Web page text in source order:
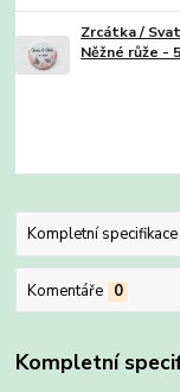
Zrcátka /
Něžné růže -
Kompletní specifikace
Komentáře 0
Kompletní